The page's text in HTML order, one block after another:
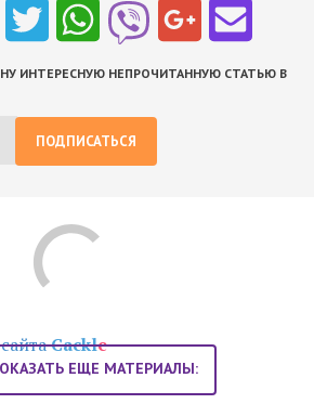
ИНТЕРЕСНУЮ НЕПРОЧИТАННУЮ СТАТЬЮ В
ПОДПИСАТЬСЯ
Cackle
ЕЩЕ МАТЕРИАЛЫ: